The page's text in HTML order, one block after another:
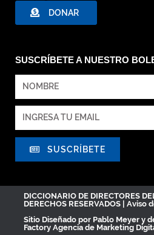
DONAR
SUSCRÍBETE A NUESTRO
SUSCRÍBETE
DICCIONARIO DE DIRECTORES
DERECHOS RESERVADOS | Aviso
Sitio Diseñado por Pablo Meyer y
Factory Agencia de Marketing